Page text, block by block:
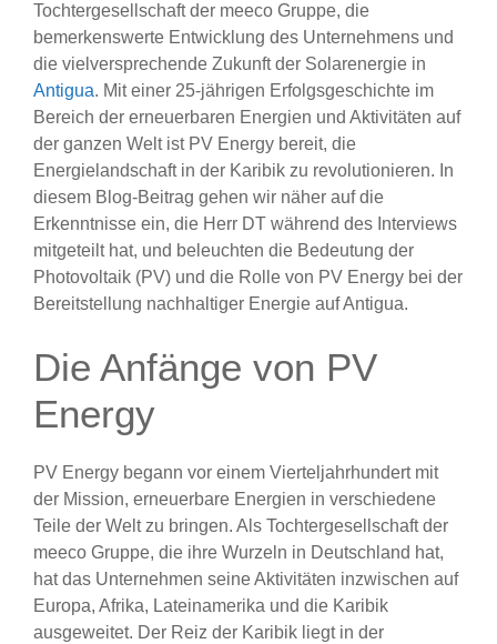
Tochtergesellschaft der meeco Gruppe, die
bemerkenswerte Entwicklung des Unternehmens und
die vielversprechende Zukunft der Solarenergie in
Antigua. Mit einer 25-jährigen Erfolgsgeschichte im
Bereich der erneuerbaren Energien und Aktivitäten auf
der ganzen Welt ist PV Energy bereit, die
Energielandschaft in der Karibik zu revolutionieren. In
diesem Blog-Beitrag gehen wir näher auf die
Erkenntnisse ein, die Herr DT während des Interviews
mitgeteilt hat, und beleuchten die Bedeutung der
Photovoltaik (PV) und die Rolle von PV Energy bei der
Bereitstellung nachhaltiger Energie auf Antigua.
Die Anfänge von PV
Energy
PV Energy begann vor einem Vierteljahrhundert mit
der Mission, erneuerbare Energien in verschiedene
Teile der Welt zu bringen. Als Tochtergesellschaft der
meeco Gruppe, die ihre Wurzeln in Deutschland hat,
hat das Unternehmen seine Aktivitäten inzwischen auf
Europa, Afrika, Lateinamerika und die Karibik
ausgeweitet. Der Reiz der Karibik liegt in der